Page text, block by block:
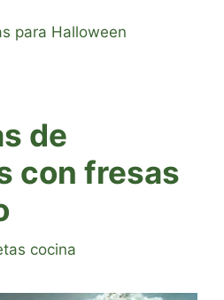
para Halloween
de
con fresas
cocina